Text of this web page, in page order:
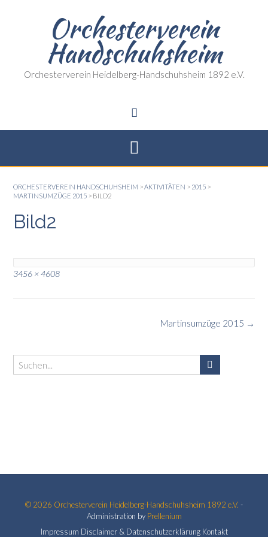
Orchesterverein
Handschuhsheim
Orchesterverein Heidelberg-Handschuhsheim 1892 e.V.
ORCHESTERVEREIN HANDSCHUHSHEIM >AKTIVITÄTEN > 2015 >
MARTINSUMZÜGE 2015 > BILD2
Bild2
Full
3456 × 4608
Martinsumzüge 2015 →
© 2026 Orchesterverein Heidelberg-Handschuhsheim 1892 e.V. -
Administration by Prellenium
Impressum Disclaimer & Datenschutzerklärung Kontakt